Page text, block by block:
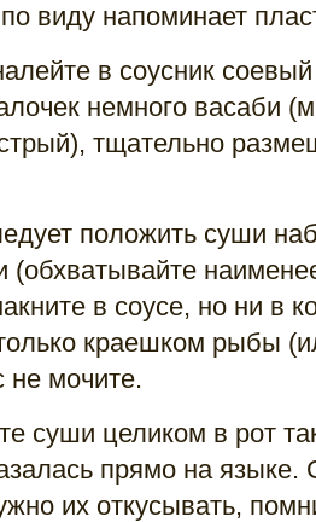
виду напоминает
в соусник
немного васаби
тщательно
положить суши
(обхватывайте
в соусе, но ни в
краешком рыбы
не мочите.
суши целиком в рот
прямо на языке.
их откусывать,